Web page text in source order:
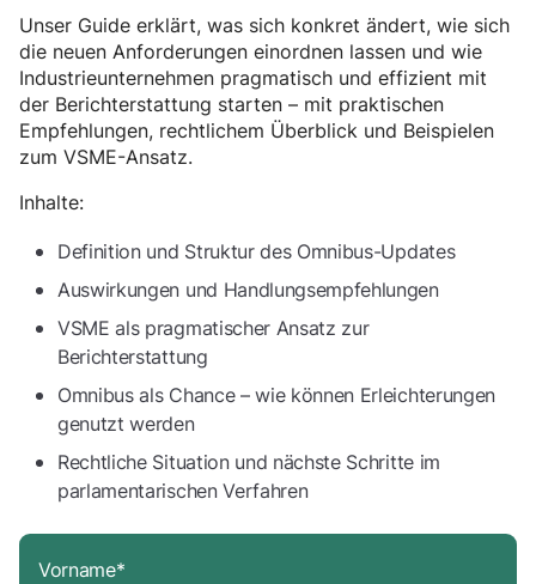
Unser Guide erklärt, was sich konkret ändert, wie sich
die neuen Anforderungen einordnen lassen und wie
Industrieunternehmen pragmatisch und effizient mit
der Berichterstattung starten – mit praktischen
Empfehlungen, rechtlichem Überblick und Beispielen
zum VSME-Ansatz.
Inhalte:
Definition und Struktur des Omnibus-Updates
Auswirkungen und Handlungsempfehlungen
VSME als pragmatischer Ansatz zur
Berichterstattung
Omnibus als Chance – wie können Erleichterungen
genutzt werden
Rechtliche Situation und nächste Schritte im
parlamentarischen Verfahren
Vorname*